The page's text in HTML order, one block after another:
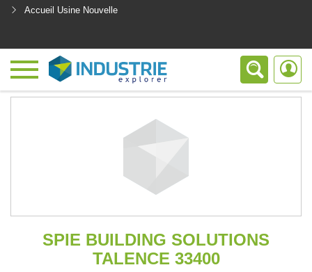
Accueil Usine Nouvelle
SPIE BUILDING SOLUTIONS
TALENCE 33400